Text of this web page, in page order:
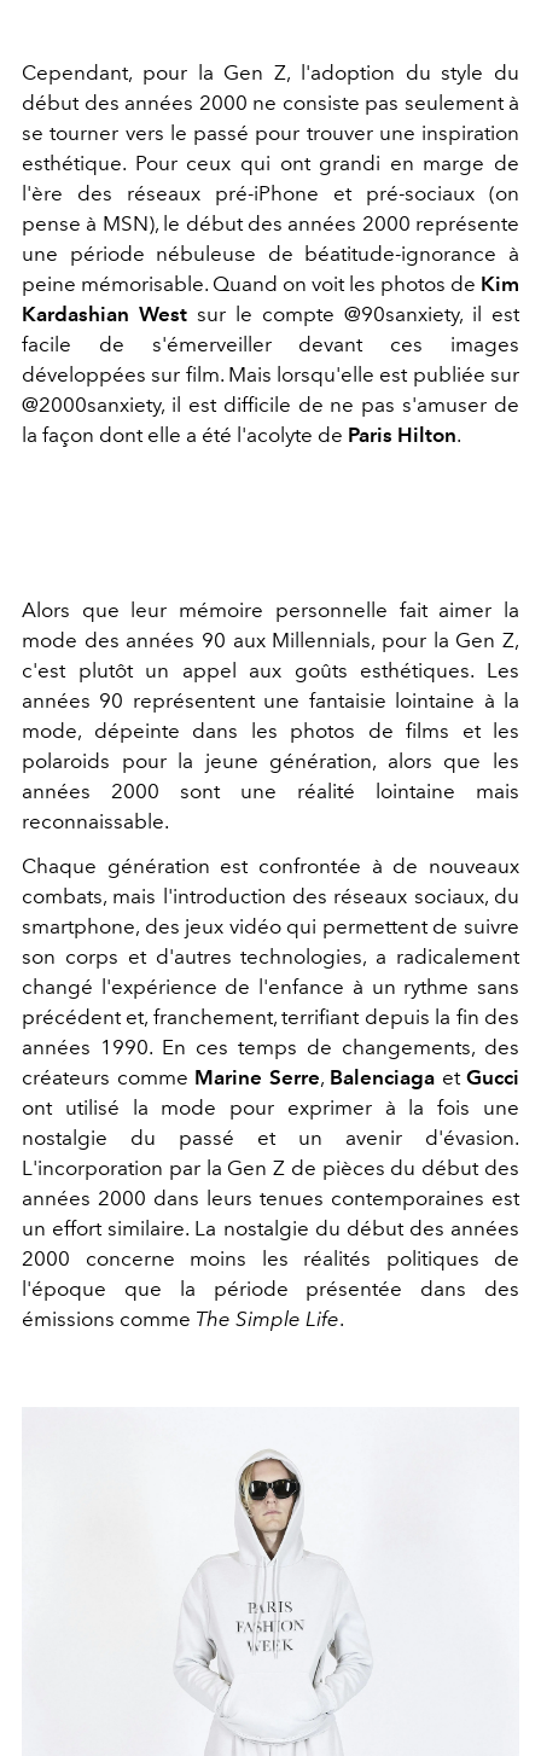
Cependant, pour la Gen Z, l'adoption du style du
début des années 2000 ne consiste pas seulement à
se tourner vers le passé pour trouver une inspiration
esthétique. Pour ceux qui ont grandi en marge de
l'ère des réseaux pré-iPhone et pré-sociaux (on
pense à MSN), le début des années 2000 représente
une période nébuleuse de béatitude-ignorance à
peine mémorisable. Quand on voit les photos de Kim
Kardashian West sur le compte @90sanxiety, il est
facile de s'émerveiller devant ces images
développées sur film. Mais lorsqu'elle est publiée sur
@2000sanxiety, il est difficile de ne pas s'amuser de
la façon dont elle a été l'acolyte de Paris Hilton.
Alors que leur mémoire personnelle fait aimer la
mode des années 90 aux Millennials, pour la Gen Z,
c'est plutôt un appel aux goûts esthétiques. Les
années 90 représentent une fantaisie lointaine à la
mode, dépeinte dans les photos de films et les
polaroids pour la jeune génération, alors que les
années 2000 sont une réalité lointaine mais
reconnaissable.
Chaque génération est confrontée à de nouveaux
combats, mais l'introduction des réseaux sociaux, du
smartphone, des jeux vidéo qui permettent de suivre
son corps et d'autres technologies, a radicalement
changé l'expérience de l'enfance à un rythme sans
précédent et, franchement, terrifiant depuis la fin des
années 1990. En ces temps de changements, des
créateurs comme Marine Serre, Balenciaga et Gucci
ont utilisé la mode pour exprimer à la fois une
nostalgie du passé et un avenir d'évasion.
L'incorporation par la Gen Z de pièces du début des
années 2000 dans leurs tenues contemporaines est
un effort similaire. La nostalgie du début des années
2000 concerne moins les réalités politiques de
l'époque que la période présentée dans des
émissions comme The Simple Life.